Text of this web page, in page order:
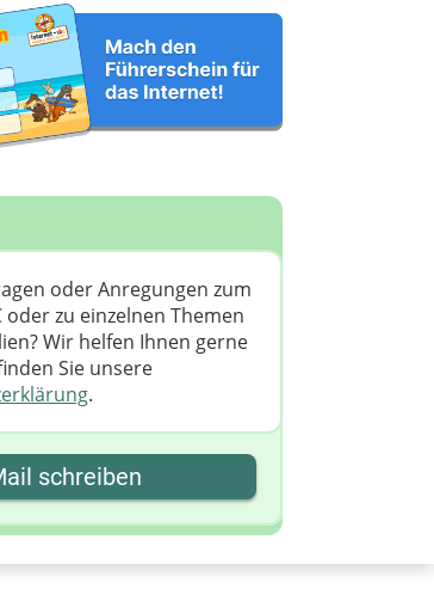
oder Anregungen zum
oder zu einzelnen Themen
Wir helfen Ihnen gerne
Sie unsere
.
schreiben